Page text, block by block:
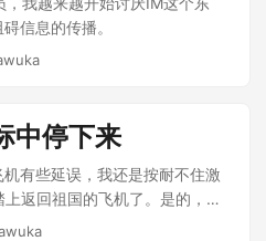
信息的传播。
中停下来
有些延误，我还是按耐不住激
返回祖国的飞机了。是的，我
然一下子就结束了。学期的结